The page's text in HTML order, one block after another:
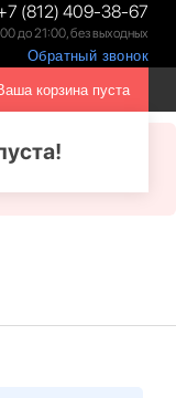
(812) 409-38-67
до 21:00, без выходных
Обратный звонок
корзина пуста